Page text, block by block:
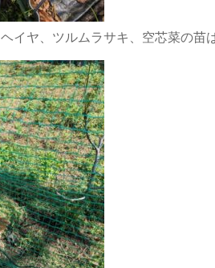
イヤ、ツルムラサキ、空芯菜の苗